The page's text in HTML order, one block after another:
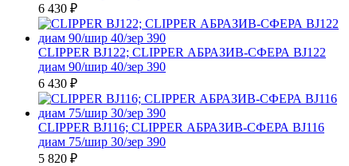
6 430 ₽
CLIPPER BJ122; CLIPPER АБРАЗИВ-СФЕРА BJ122
диам 90/шир 40/зер 390
6 430 ₽
CLIPPER BJ116; CLIPPER АБРАЗИВ-СФЕРА BJ116
диам 75/шир 30/зер 390
5 820 ₽